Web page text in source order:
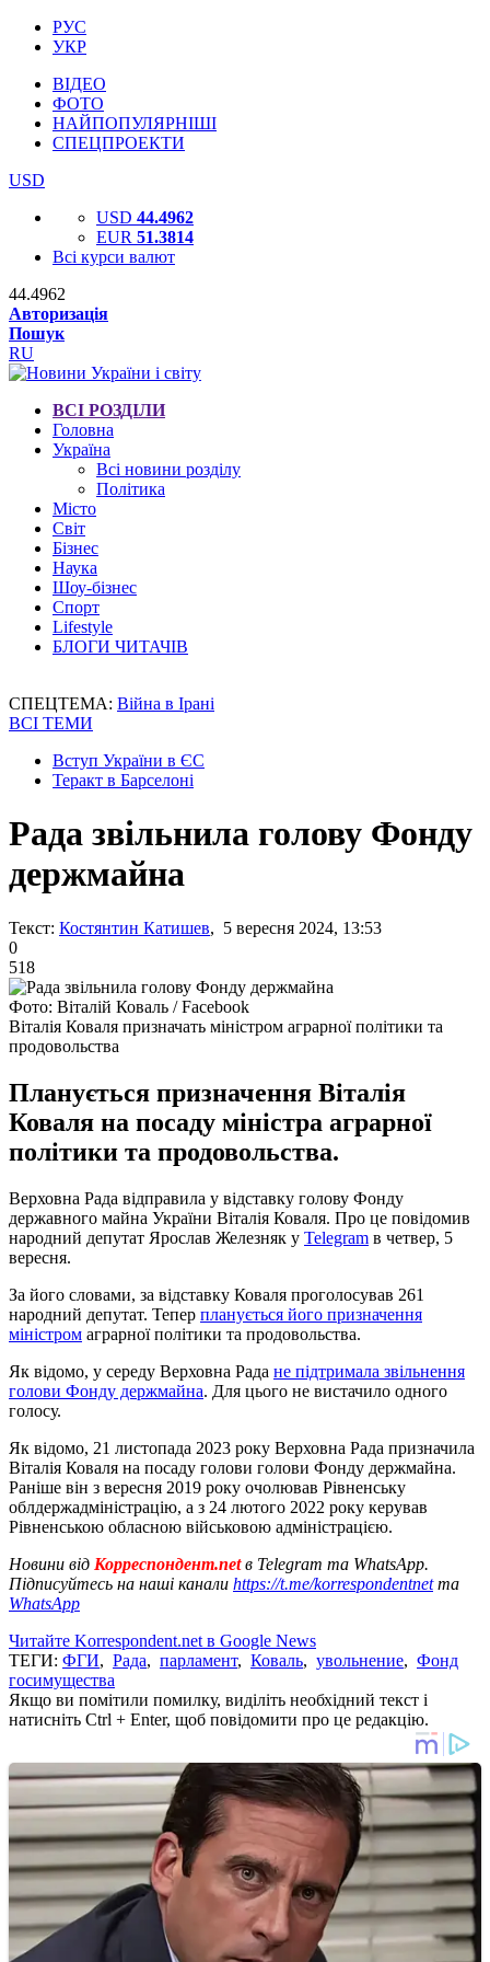
РУС
УКР
ВІДЕО
ФОТО
НАЙПОПУЛЯРНІШІ
СПЕЦПРОЕКТИ
USD
USD 44.4962
EUR 51.3814
Всі курси валют
44.4962
Авторизація
Пошук
RU
ВСІ РОЗДІЛИ
Головна
Україна
Всі новини розділу
Політика
Місто
Світ
Бізнес
Наука
Шоу-бізнес
Спорт
Lifestyle
БЛОГИ ЧИТАЧІВ
СПЕЦТЕМА: Війна в Ірані
ВСІ ТЕМИ
Вступ України в ЄС
Теракт в Барселоні
Рада звільнила голову Фонду
держмайна
Текст: Костянтин Катишев, 5 вересня 2024, 13:53
0
518
Фото: Віталій Коваль / Facebook
Віталія Коваля призначать міністром аграрної політики та
продовольства
Планується призначення Віталія
Коваля на посаду міністра аграрної
політики та продовольства.
Верховна Рада відправила у відставку голову Фонду
державного майна України Віталія Коваля. Про це повідомив
народний депутат Ярослав Железняк у Telegram в четвер, 5
вересня.
За його словами, за відставку Коваля проголосував 261
народний депутат. Тепер планується його призначення
міністром аграрної політики та продовольства.
Як відомо, у середу Верховна Рада не підтримала звільнення
голови Фонду держмайна. Для цього не вистачило одного
голосу.
Як відомо, 21 листопада 2023 року Верховна Рада призначила
Віталія Коваля на посаду голови голови Фонду держмайна.
Раніше він з вересня 2019 року очолював Рівненську
облдержадміністрацію, а з 24 лютого 2022 року керував
Рівненською обласною військовою адміністрацією.
Новини від Корреспондент.netв Telegram та WhatsApp.
Підписуйтесь на наші канали https://t.me/korrespondentnetта
WhatsApp
Читайте Korrespondent.net в Google News
ТЕГИ: ФГИ, Рада, парламент, Коваль, увольнение, Фонд
госимущества
Якщо ви помітили помилку, виділіть необхідний текст і
натисніть Ctrl + Enter, щоб повідомити про це редакцію.